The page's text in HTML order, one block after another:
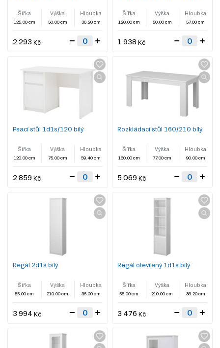
Šířka
125.00 cm
Výška
50.00 cm
Hloubka
36.20 cm
2 293 Kč
Šířka
120.00 cm
Výška
50.00 cm
Hloubka
57.00 cm
1 938 Kč
Psací stůl 1d1s/120 bílý
Šířka
120.00 cm
Výška
75.00 cm
Hloubka
59.40 cm
2 859 Kč
Rozkládací stůl 160/210 bílý
Šířka
160.00 cm
Výška
77.00 cm
Hloubka
90.00 cm
5 069 Kč
Regál 2d1s bílý
Šířka
55.00 cm
Výška
210.00 cm
Hloubka
36.20 cm
3 994 Kč
Regál otevřený 1d1s bílý
Šířka
55.00 cm
Výška
210.00 cm
Hloubka
36.20 cm
3 476 Kč